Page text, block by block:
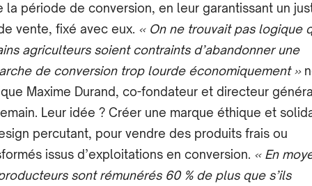
la période de conversion, en leur garantissant un
vente, fixé avec eux. « On ne trouvait pas logique
agriculteurs soient contraints d’abandonner une
de conversion trop lourde économiquement »
Maxime Durand, co-fondateur et directeur
Leur idée ? Créer une marque éthique et
percutant, pour vendre des produits frais ou
issus d’exploitations en conversion. « En
sont rémunérés 60 % de plus que s’ils